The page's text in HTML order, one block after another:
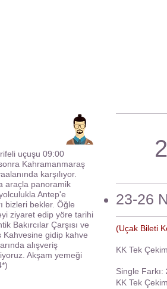
uçuşu 09:00
Kahramanmaraş
karşılıyor.
araçla panoramik
Antep'e
bizleri bekler. Öğle
ziyaret edip yöre tarihi
Bakırcılar Çarşısı ve
Kahvesine gidip kahve
alışveriş
Akşam yemeği
23-26
(Uçak Bileti
KK Tek
Single Farkı:
KK Tek